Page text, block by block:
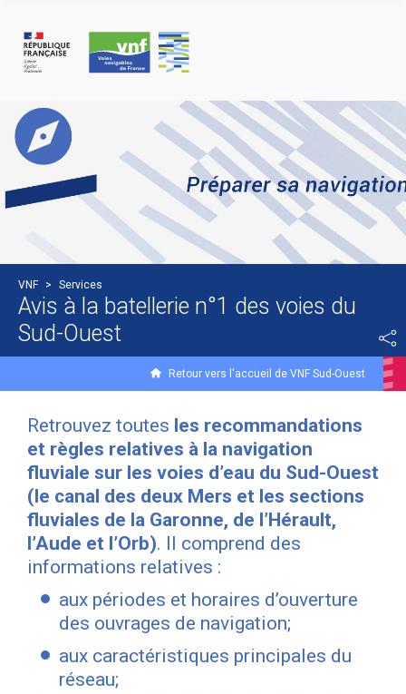
VNF > Services
Avis à la batellerie n°1 des voies du
Sud-Ouest
Retour vers l'accueil de VNF Sud-Ouest
Retrouvez toutes les recommandations
et règles relatives à la navigation
fluviale sur les voies d’eau du Sud-Ouest
(le canal des deux Mers et les sections
fluviales de la Garonne, de l’Hérault,
l’Aude et l’Orb). Il comprend des
informations relatives :
aux périodes et horaires d’ouverture
des ouvrages de navigation;
aux caractéristiques principales du
réseau;